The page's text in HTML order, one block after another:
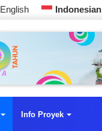
English Indonesian
Info Proyek